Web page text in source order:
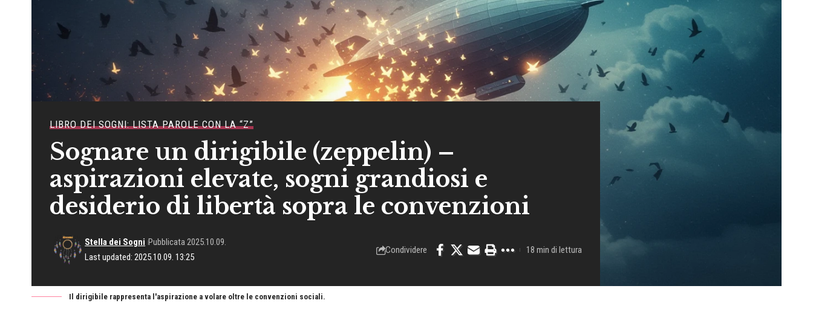
LIBRO DEI SOGNI: LISTA PAROLE CON LA “Z”
Sognare un dirigibile (zeppelin) –
aspirazioni elevate, sogni grandiosi e
desiderio di libertà sopra le convenzioni
Last updated: 2025.10.09. 13:25
Stella dei Sogni Pubblicata 2025.10.09.
Condividere 18 min di lettura
Il dirigibile rappresenta l'aspirazione a volare oltre le convenzioni sociali.